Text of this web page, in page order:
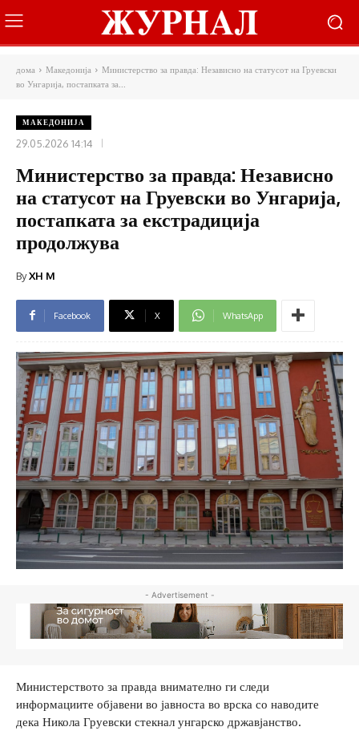
дома Македонија
Министерство за правда: Независно на статусот на Груевски
во Унгарија, постапката за...
МАКЕДОНИЈА
29.05.2026 14:14
Министерство за правда: Независно
на статусот на Груевски во Унгарија,
постапката за екстрадиција
продолжува
ByXH M
Facebook X WhatsApp
- Advertisement -
Министерството за правда внимателно ги следи
информациите објавени во јавноста во врска со наводите
дека Никола Груевски стекнал унгарско државјанство.